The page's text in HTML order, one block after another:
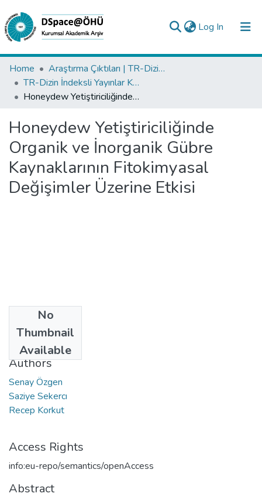
Log In (current)
Collections
All of DSpace
Analyze
Request/Question
Home
Araştırma Çıktıları | TR-Dizin | WoS | Scopus | PubMed
TR-Dizin İndeksli Yayınlar Koleksiyonu
Honeydew Yetiştiriciliğinde Organik ve İnorganik Gübre Kaynaklarının Fitokimyasal Değişimler Üzerine Etkisi
Honeydew Yetiştiriciliğinde
Organik ve İnorganik Gübre
Kaynaklarının Fitokimyasal
Değişimler Üzerine Etkisi
No
Thumbnail
Available
2014
Authors
Senay Özgen
Saziye Sekercı
Recep Korkut
Access Rights
info:eu-repo/semantics/openAccess
Abstract